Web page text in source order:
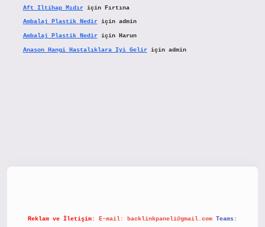
Aft Iltihap Mıdıriçin Fırtına
Ambalaj Plastik Nediriçin admin
Ambalaj Plastik Nediriçin Harun
Anason Hangi Hastalıklara Iyi Geliriçin admin
Reklam ve İletişim: E-mail: backlinkpaneli@gmail.com Teams: